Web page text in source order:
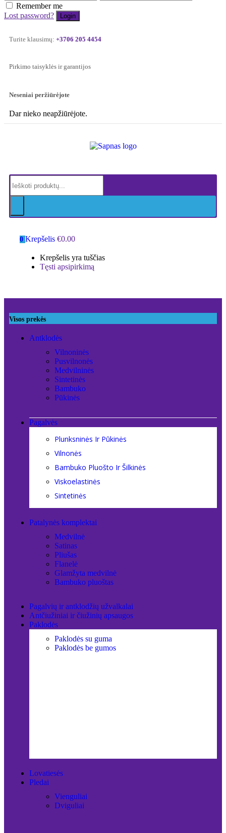
Remember me
Lost password?
Turite klausimų: +3706 205 4454
Pirkimo taisyklės ir garantijos
Neseniai peržiūrėjote
Dar nieko neapžiūrėjote.
0 Krepšelis €0.00
Krepšelis yra tuščias
Tęsti apsipirkimą
Visos prekės
Antklodės
Vilnoninės
Pusvilnonės
Medvilninės
Sintetinės
Bambuko
Pūkinės
Pagalvės
Plunksninės Ir Pūkinės
Vilnonės
Bambuko Pluošto Ir Šilkinės
Viskoelastinės
Sintetinės
Patalynės komplektai
Medvilnė
Satinas
Pliušas
Flanelė
Glamžyta medvilnė
Bambuko pluoštas
Pagalvių ir antklodžių užvalkalai
Antčiužiniai ir čiužinių apsaugos
Paklodės
Paklodės su guma
Paklodės be gumos
Lovatiesės
Pledai
Vienguliai
Dviguliai